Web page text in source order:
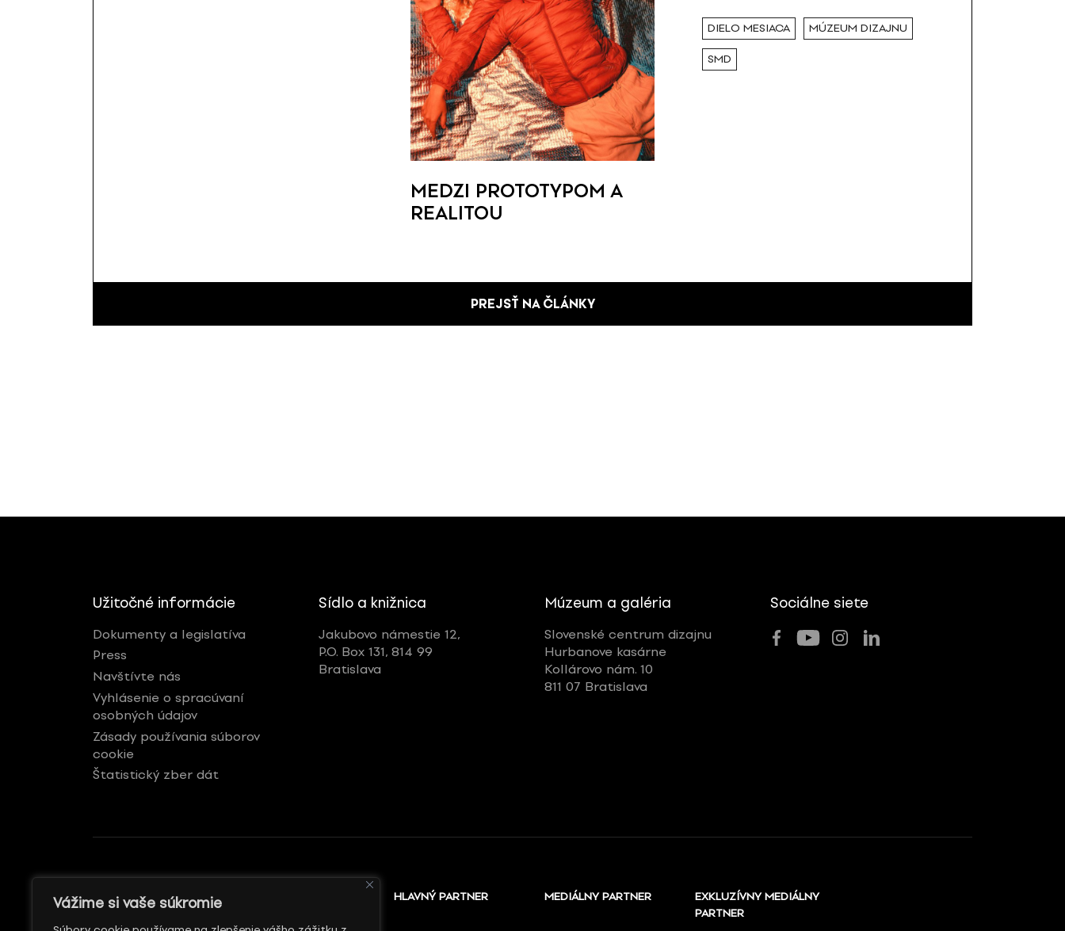
Vážime si vaše súkromie
MEDZI PROTOTYPOM A
REALITOU
DIELO MESIACA MÚZEUM DIZAJNU
SMD
PREJSŤ NA ČLÁNKY
Užitočné informácie
Dokumenty a legislatíva
Press
Navštívte nás
Vyhlásenie o spracúvaní
osobných údajov
Zásady používania súborov
cookie
Štatistický zber dát
Sídlo a knižnica
Jakubovo námestie 12,
P.O. Box 131, 814 99
Bratislava
Múzeum a galéria
Slovenské centrum dizajnu
Hurbanove kasárne
Kollárovo nám. 10
811 07 Bratislava
Sociálne siete
GENERÁLNY REKLAMNÝ
HLAVNÝ PARTNER MEDIÁLNY PARTNER
EXKLUZÍVNY MEDIÁLNY
PARTNER